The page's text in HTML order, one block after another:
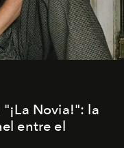
Novia!": la
entre el